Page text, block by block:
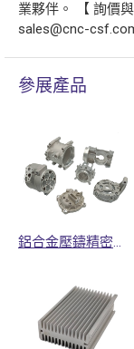
業夥伴。 【 詢價
sales@cnc-
參展產品